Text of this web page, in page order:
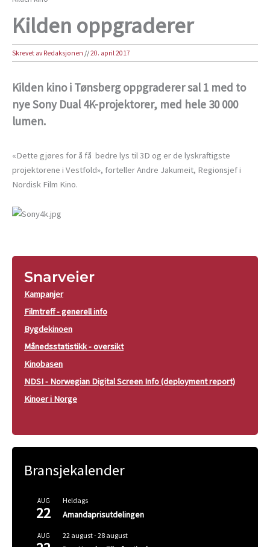
Kilden oppgraderer
Skrevet av Redaksjonen //20. april 2017
Kilden kino i Tønsberg oppgraderer sal 1 med to
nye Sony Dual 4K-projektorer, med hele 30 000
lumen.
«Dette gjøres for å få bedre lys til 3D og er de lyskraftigste
projektorene i Vestfold», forteller Andre Jakumeit, Regionsjef i
Nordisk Film Kino.
Snarveier
Kampanjer
Filmtreff - generell info
Bygdekinoen
Månedsstatistikk - oversikt
Kinobasen
NDSI - Norwegian Digital Screen Info (deployment report)
Kinoer i Norge
Bransjekalender
AUG
22
Heldags
Amandaprisutdelingen
AUG 22 august-28 august